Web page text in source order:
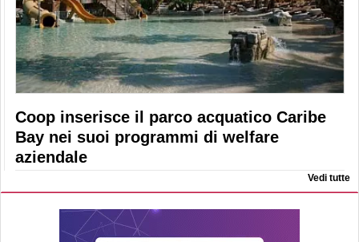
Coop inserisce il parco acquatico Caribe
Bay nei suoi programmi di welfare
aziendale
Vedi tutte